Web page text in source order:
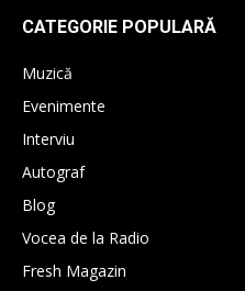
CATEGORIE POPULARĂ
Muzică
Evenimente
Interviu
Autograf
Blog
Vocea de la Radio
Fresh Magazin